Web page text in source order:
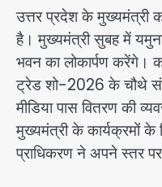
उत्तर प्रदेश के मुख्यमंत्री
है। मुख्यमंत्री सुबह में
भवन का लोकार्पण करेंगे।
ट्रेड शो-2026 के चौथे
मीडिया पास वितरण की
मुख्यमंत्री के कार्यक्रमों के
प्राधिकरण ने अपने स्तर